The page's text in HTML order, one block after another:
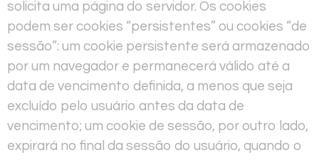
solicita uma página do servidor. Os cookies
podem ser cookies “persistentes” ou cookies “de
sessão”: um cookie persistente será armazenado
por um navegador e permanecerá válido até a
data de vencimento definida, a menos que seja
excluído pelo usuário antes da data de
vencimento; um cookie de sessão, por outro lado,
expirará no final da sessão do usuário, quando o